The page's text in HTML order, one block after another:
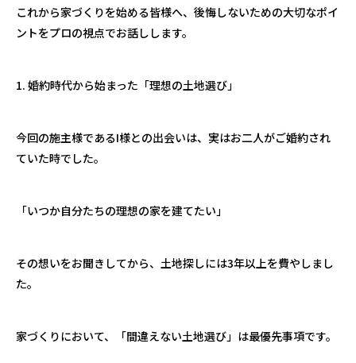
これから家づくりを始める皆様へ、後悔しないための大切なポイ
ントをプロの視点でお話しします。
1. 婚約時代から始まった「理想の土地選び」
今回の施主様であるI様との出会いは、実はお二人がご婚約され
ていた時でした。
「いつか自分たちの理想の家を建てたい」
その想いをお聞きしてから、土地探しには3年以上を費やしまし
た。
家づくりにおいて、「間違えない土地選び」は最優先事項です。